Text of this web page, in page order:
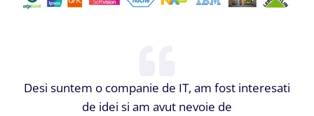
Desi suntem o companie de IT, am fost interesati
de idei si am avut nevoie de